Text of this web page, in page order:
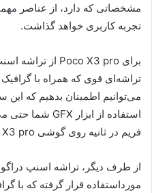
مشخصاتی که دارد، از عناصر
تجربه کاربری خواهد گذاشت.
می‌توانیم اطمینان بدهیم که این
فریم در ثانیه روی گوشی Poco X3 pro لذت ببرید.